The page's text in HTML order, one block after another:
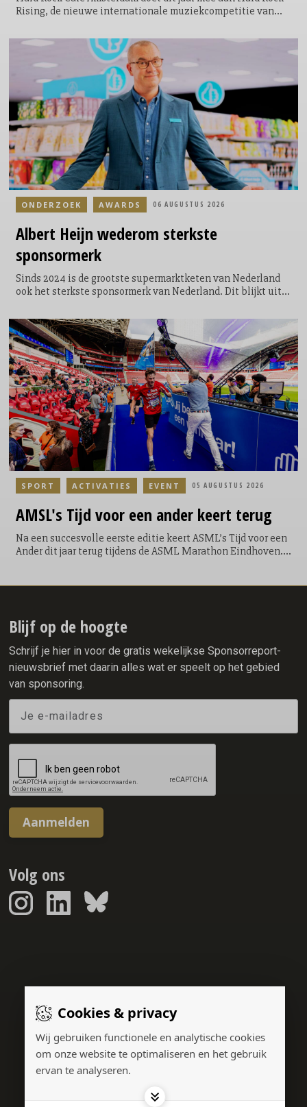
Cookies & privacy
Wij gebruiken functionele en analytische cookies
om onze website te optimaliseren en het gebruik
ervan te analyseren.
Rising, de nieuwe internationale muziekcompetitie van
plaats in 64 Hard Rock Cafés wereldwijd en geeft
opkomende singer-songwriters, dj’s en bands de kans om
zich te presenteren aan een internationaal publiek. Voor de
Amsterdamse editie ligt de focus dit jaar volledig op singer-
songwriters.
Albert Heijn wederom sterkste
sponsormerk
Sinds 2024 is de grootste supermarktketen van Nederland
ook het sterkste sponsormerk van Nederland. Dit blijkt uit
Beerda Brand Consultancy. Het onderzoek laat ook zien hoe
snel sportieve prestaties doorwerken in de merkwaarde van
de sponsor.
ONDERZOEK AWARDS 06 AUGUSTUS 2026
AMSL's Tijd voor een ander keert terug
Na een succesvolle eerste editie keert ASML’s Tijd voor een
Ander dit jaar terug tijdens de ASML Marathon Eindhoven.
symbolische, maar krachtige toevoeging aan hun race; niet
aan een goed doel. Voor elke loper die door het Philips
Stadion loopt, doneert ASML €5.
SPORT ACTIVATIES EVENT 05 AUGUSTUS 2026
Blijf op de hoogte
Schrijf je hier in voor de gratis wekelijkse Sponsorreport-
nieuwsbrief met daarin alles wat er speelt op het gebied
van sponsoring.
Aanmelden
Volg ons
Sponsorreport © 2026
Gerealiseerd door:
Adverteren
Privacy Policy